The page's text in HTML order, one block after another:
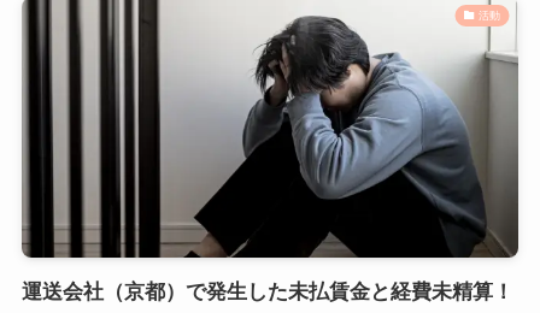
活動
運送会社（京都）で発生した未払賃金と経費未精算！